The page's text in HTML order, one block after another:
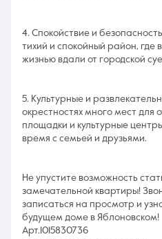
4. Спокойствие и
тихий и спокойный район, где
жизнью вдали от городской
5. Культурные и
окрестностях много мест для
площадки и культурные
время с семьей и друзьями.
Не упустите возможность
замечательной квартиры!
записаться на просмотр и
будущем доме в Яблоновском!
Арт.1015830736